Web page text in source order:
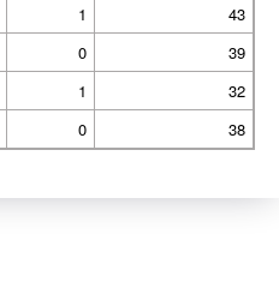
1
43
0
39
1
32
0 38